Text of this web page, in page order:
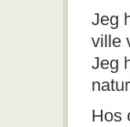
Jeg
ville
Jeg
Hos